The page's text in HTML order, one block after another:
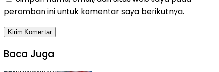
peramban ini untuk komentar saya berikutnya.
Baca Juga